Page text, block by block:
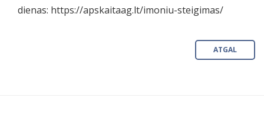
dienas: https://apskaitaag.lt/imoniu-steigimas/
ATGAL